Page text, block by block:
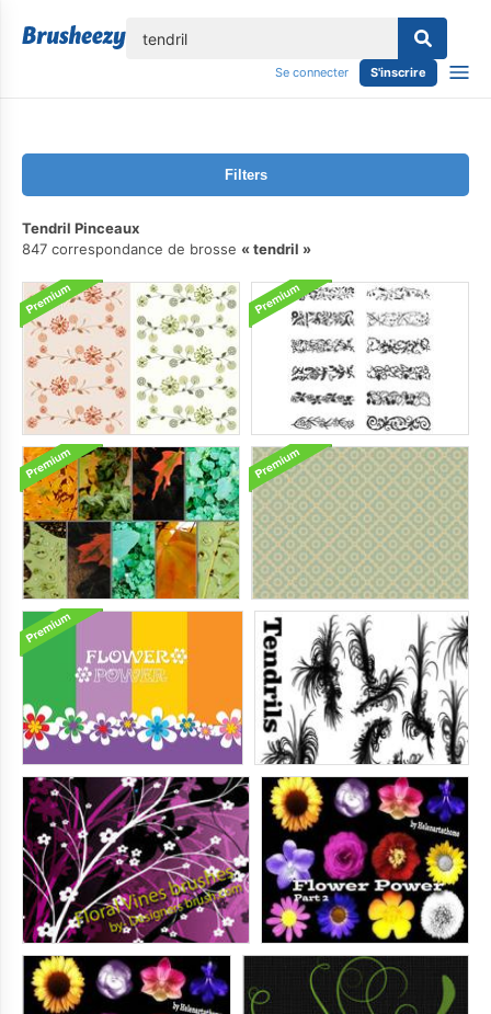
Se connecter S'inscrire
Filters
Tendril Pinceaux
847 correspondance de brosse
tendril